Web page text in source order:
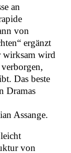
an
von
ergänzt
wirksam wird
Das beste
Dramas
Assange.
von